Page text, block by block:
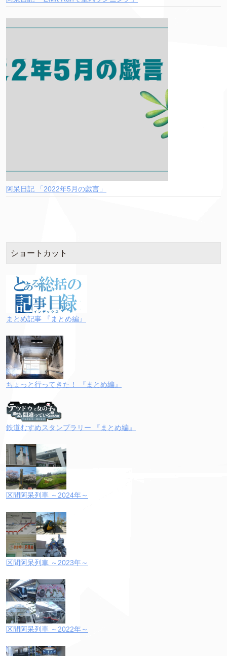
阿呆日記 「2022年5月の戯言」
ショートカット
まとめ記事 『まとめ編』
ちょっと行ってきた！ 『まとめ編』
鉄道むすめスタンプラリー 『まとめ編』
区間阿呆列車 ～2024年～
区間阿呆列車 ～2023年～
区間阿呆列車 ～2022年～